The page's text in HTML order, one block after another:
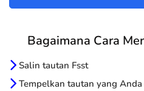
Bagaimana Cara
Salin tautan Fsst
Tempelkan tautan yang